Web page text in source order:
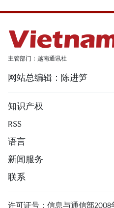
主管部门：越南通讯社
网站总编辑：陈进笋
知识产权
RSS
语言
新闻服务
联系
许可证号：信息与通信部2008